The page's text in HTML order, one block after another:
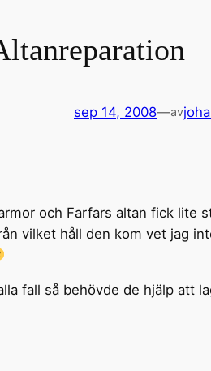
sep 14, 2008—av
och Farfars altan fick lite
vilket håll den kom vet jag
fall så behövde de hjälp att